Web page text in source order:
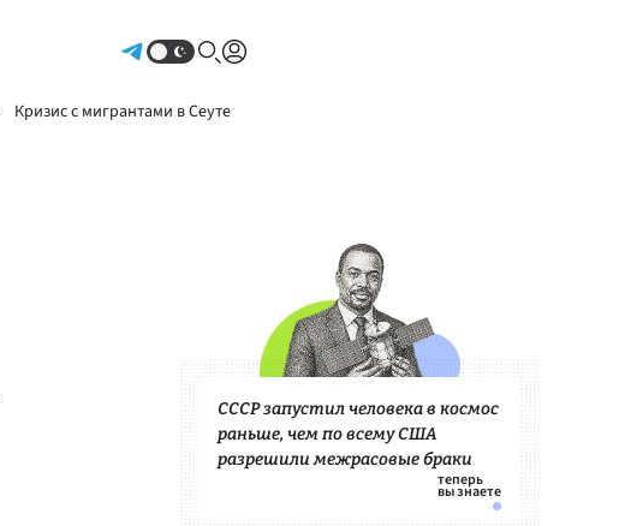
Кризис с мигрантами в Сеуте
СССР запустил человека в космос
раньше, чем по всему США
разрешили межрасовые браки